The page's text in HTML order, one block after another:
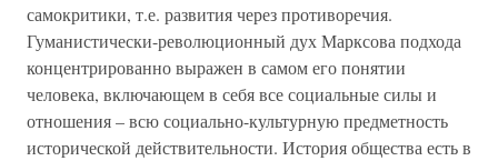
самокритики, т.е. развития через противоречия.
Гуманистически-революционный дух Марксова подхода
концентрированно выражен в самом его понятии
человека, включающем в себя все социальные силы и
отношения – всю социально-культурную предметность
исторической действительности. История общества есть в